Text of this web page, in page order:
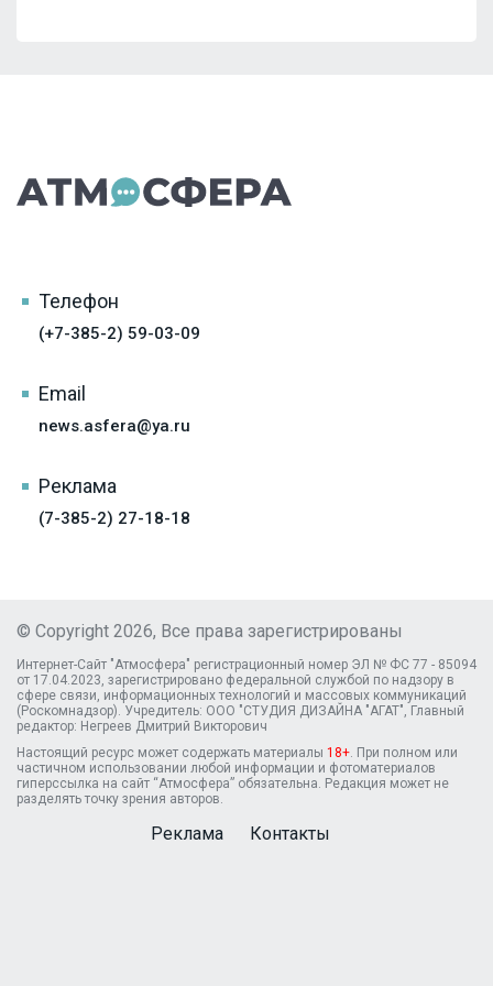
Телефон
(+7-385-2) 59-03-09
Email
news.asfera@ya.ru
Реклама
(7-385-2) 27-18-18
© Copyright 2026, Все права зарегистрированы
Интернет-Сайт "Атмосфера" регистрационный номер ЭЛ № ФС 77 - 85094
от 17.04.2023, зарегистрировано федеральной службой по надзору в
сфере связи, информационных технологий и массовых коммуникаций
(Роскомнадзор). Учредитель: ООО "СТУДИЯ ДИЗАЙНА "АГАТ", Главный
редактор: Негреев Дмитрий Викторович
Настоящий ресурс может содержать материалы 18+. При полном или
частичном использовании любой информации и фотоматериалов
гиперссылка на сайт “Атмосфера” обязательна. Редакция может не
разделять точку зрения авторов.
Реклама Контакты